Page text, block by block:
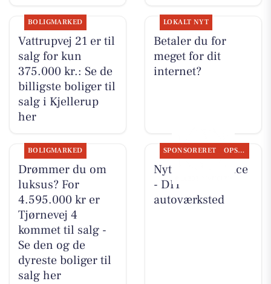
BOLIGMARKED
Vattrupvej 21 er til
salg for kun
375.000 kr.: Se de
billigste boliger til
salg i Kjellerup
her
LOKALT NYT
Betaler du for
meget for dit
internet?
BOLIGMARKED
Drømmer du om
luksus? For
4.595.000 kr er
Tjørnevej 4
kommet til salg -
Se den og de
dyreste boliger til
salg her
SPONSORERET OPSLAGSTAVLEN
Nyt fra Rs-Service
- DIT
autoværksted